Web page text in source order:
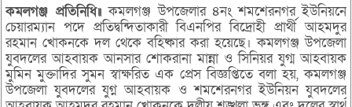
কমলগঞ্জ প্রতিনিধি॥কমলগঞ্জ উপজেলার ৪নং শমশেরনগর ইউনিয়নে
চেয়ারম্যান পদে প্রতিদ্বন্দিতাকারী বিএনপির বিদ্রোহী প্রার্থী আহমদুর
রহমান খোকনকে দল থেকে বহিষ্কার করা হয়েছে। কমলগঞ্জ উপজেলা
যুবদলের আহবায়ক আনসার শোকরানা মান্না ও সিনিয়র যুগ্ম আহবায়ক
মুমিন মুক্তাদির সুমন স্বাক্ষরিত এক প্রেস বিজ্ঞপ্তিতে বলা হয়, কমলগঞ্জ
উপজেলা যুবদলের যুগ্ন আহবায়ক ও শমশেরনগর ইউনিয়ন যুবদলের